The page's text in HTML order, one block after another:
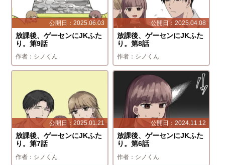
2025.06.03
放課後、ゲーセンにJKふた
り。第9話
シノくん
2025.04.08
放課後、ゲーセンにJKふた
り。第8話
シノくん
2025.01.21
放課後、ゲーセンにJKふた
り。第7話
シノくん
2024.11.12
放課後、ゲーセンにJKふた
り。第6話
シノくん